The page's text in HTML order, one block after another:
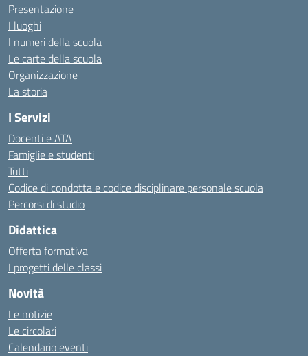
Presentazione
I luoghi
I numeri della scuola
Le carte della scuola
Organizzazione
La storia
I Servizi
Docenti e ATA
Famiglie e studenti
Tutti
Codice di condotta e codice disciplinare personale scuola
Percorsi di studio
Didattica
Offerta formativa
I progetti delle classi
Novità
Le notizie
Le circolari
Calendario eventi